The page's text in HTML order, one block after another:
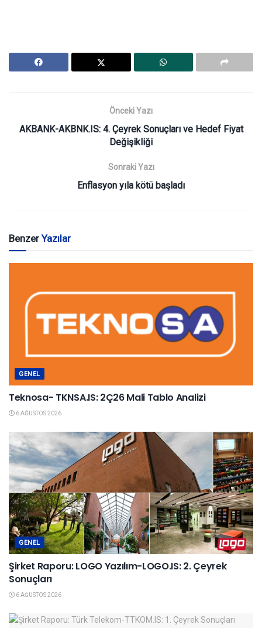
Önceki Yazı
AKBANK-AKBNK.IS: 4. Çeyrek Sonuçları ve Hedef Fiyat
Değişikliği
Sonraki Yazı
Enflasyon yıla kötü başladı
BenzerYazılar
GENEL
Teknosa- TKNSA.IS: 2Ç26 Mali Tablo Analizi
6 AĞUSTOS 2026
GENEL
Şirket Raporu: LOGO Yazılım-LOGO.IS: 2. Çeyrek
Sonuçları
6 AĞUSTOS 2026